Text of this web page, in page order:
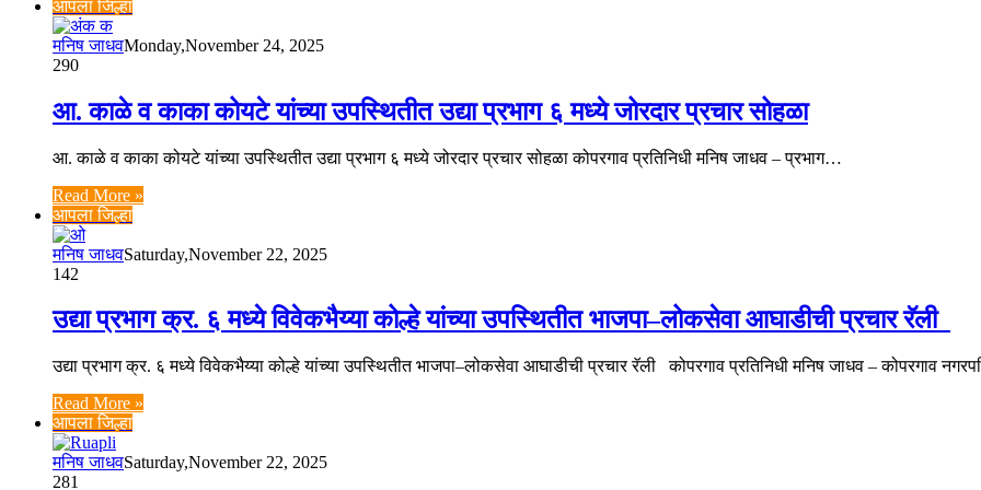
आपला जिल्हा
मनिष जाधवMonday,November 24, 2025
290
आ. काळे व काका कोयटे यांच्या उपस्थितीत उद्या प्रभाग ६ मध्ये जोरदार प्रचार सोहळा
आ. काळे व काका कोयटे यांच्या उपस्थितीत उद्या प्रभाग ६ मध्ये जोरदार प्रचार सोहळा कोपरगाव प्रतिनिधी मनिष जाधव – प्रभाग…
Read More »
आपला जिल्हा
मनिष जाधवSaturday,November 22, 2025
142
उद्या प्रभाग क्र. ६ मध्ये विवेकभैय्या कोल्हे यांच्या उपस्थितीत भाजपा–लोकसेवा आघाडीची प्रचार रॅली
उद्या प्रभाग क्र. ६ मध्ये विवेकभैय्या कोल्हे यांच्या उपस्थितीत भाजपा–लोकसेवा आघाडीची प्रचार रॅली कोपरगाव प्रतिनिधी मनिष जाधव – कोपरगाव
Read More »
आपला जिल्हा
मनिष जाधवSaturday,November 22, 2025
281